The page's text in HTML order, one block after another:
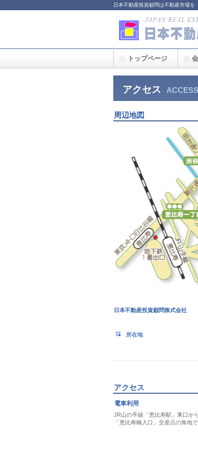
日本不動産投資顧問は不動産市場を
アクセス ACCESS
周辺地図
日本不動産投資顧問株式会社
所在地
アクセス
電車利用
JR山の手線「恵比寿駅」東口か
「恵比寿橋入口」交差点の角地
トップページ